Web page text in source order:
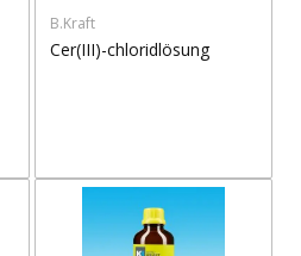
B.Kraft
Cer(III)-chloridlösung